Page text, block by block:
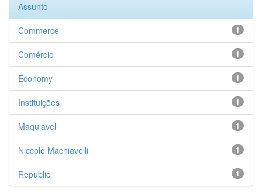
Assunto
1
Commerce
1
Comércio
1
Economy
1
Instituições
1
Maquiavel
1
Niccolò Machiavelli
1
Republic